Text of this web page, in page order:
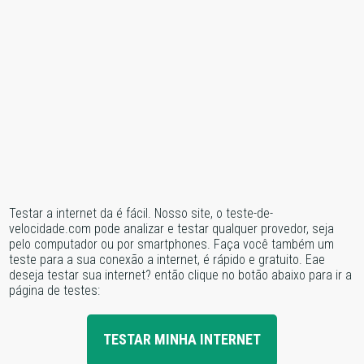
Testar a internet da é fácil. Nosso site, o teste-de-
velocidade.com pode analizar e testar qualquer provedor, seja
pelo computador ou por smartphones. Faça você também um
teste para a sua conexão a internet, é rápido e gratuito. Eae
deseja testar sua internet? então clique no botão abaixo para ir a
página de testes:
TESTAR MINHA INTERNET